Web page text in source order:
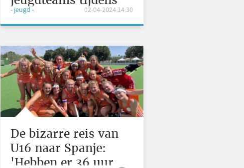
Pasen
- jeugd - 02-04-2024 14:30
De bizarre reis van
U16 naar Spanje:
'Hebben er 36 uur